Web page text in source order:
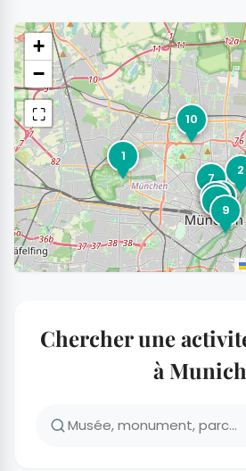
1
2
3
4
5
6
7
9
10
+
−
⛶
Chercher une
à Munich